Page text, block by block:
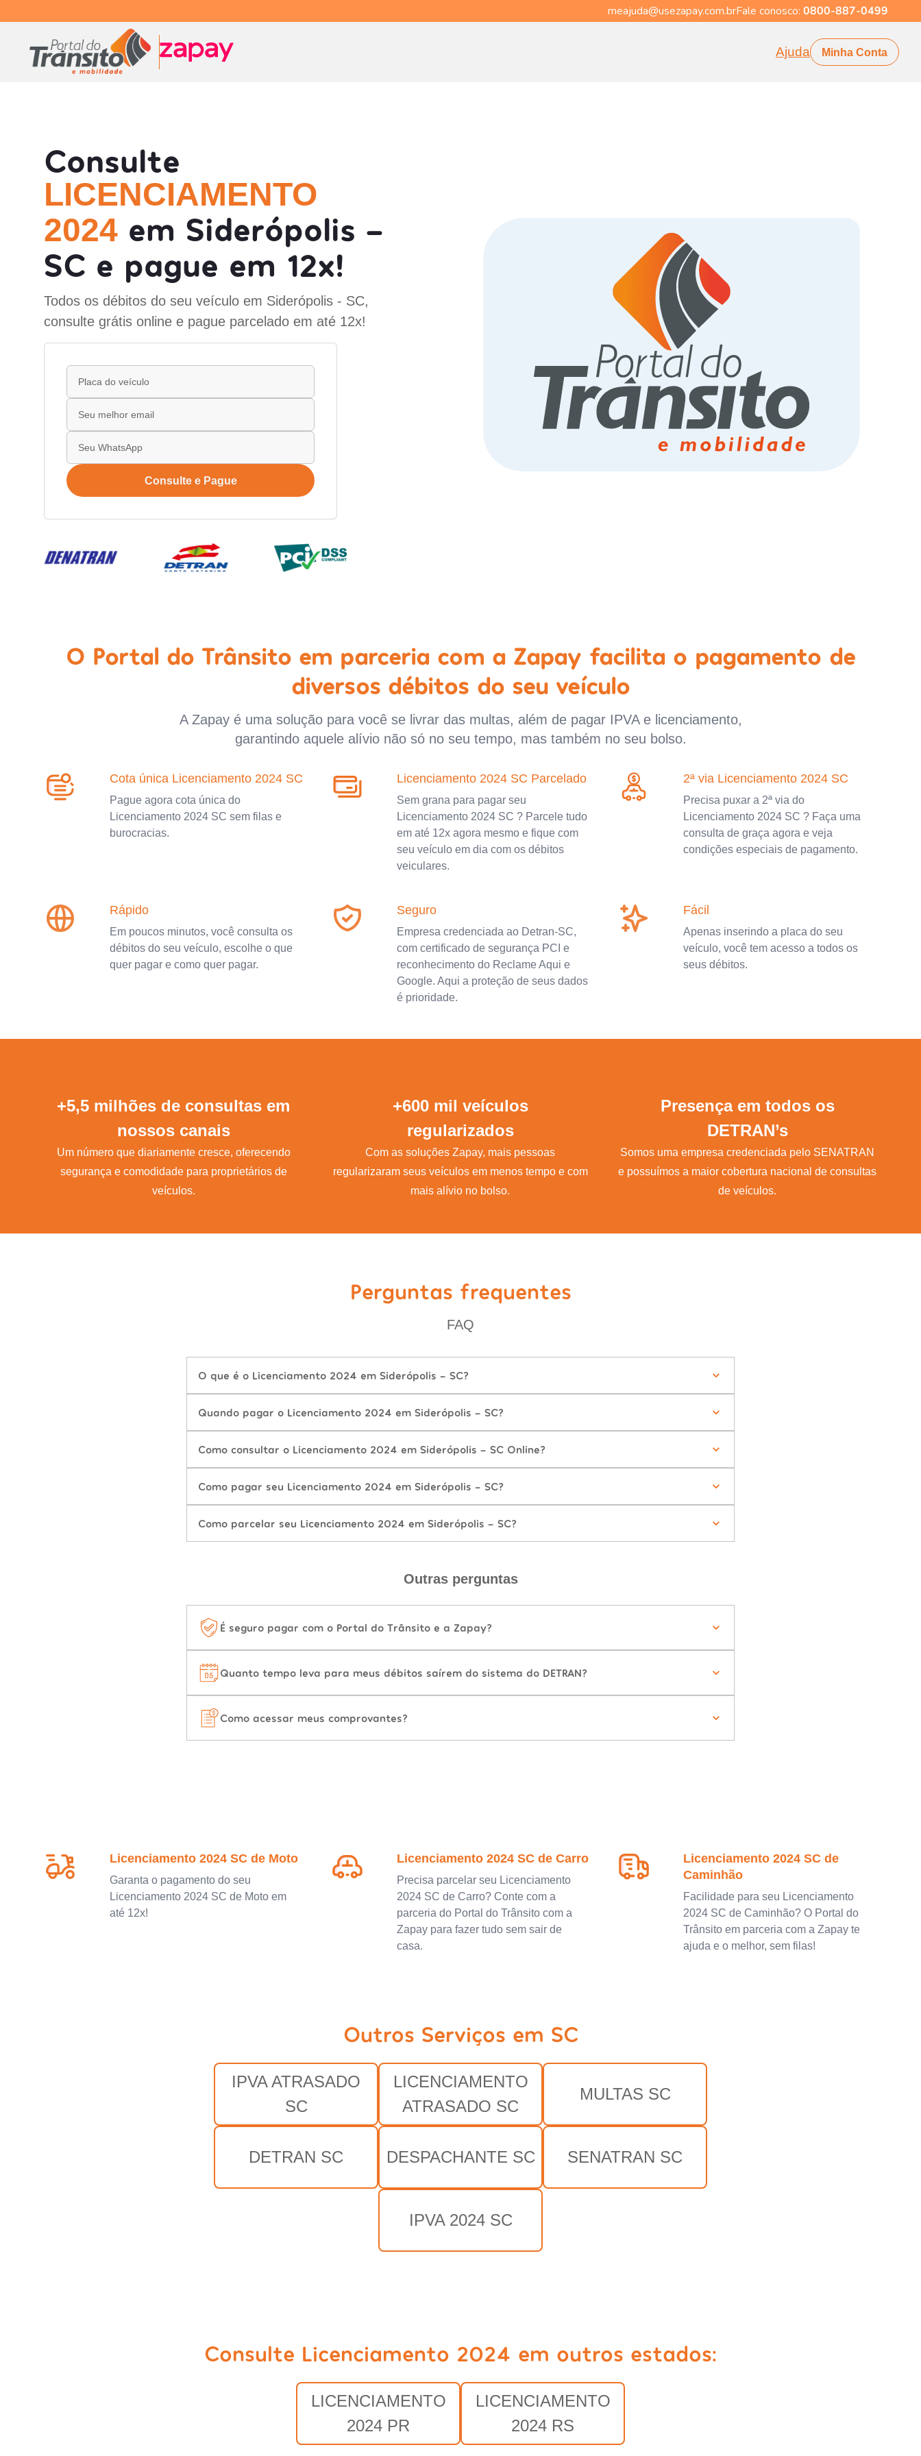
meajuda@usezapay.com.brFale conosco: 0800-887-0499
Ajuda Minha Conta
Consulte
LICENCIAMENTO
2024 em Siderópolis -
SC e pague em 12x!
Todos os débitos do seu veículo em Siderópolis - SC,
consulte grátis online e pague parcelado em até 12x!
Consulte e Pague
O Portal do Trânsito em parceria com a Zapay facilita o pagamento de
diversos débitos do seu veículo
A Zapay é uma solução para você se livrar das multas, além de pagar IPVA e licenciamento,
garantindo aquele alívio não só no seu tempo, mas também no seu bolso.
Cota única Licenciamento 2024 SC
Pague agora cota única do
Licenciamento 2024 SC sem filas e
burocracias.
Licenciamento 2024 SC Parcelado
Sem grana para pagar seu
Licenciamento 2024 SC ? Parcele tudo
em até 12x agora mesmo e fique com
seu veículo em dia com os débitos
veiculares.
2ª via Licenciamento 2024 SC
Precisa puxar a 2ª via do
Licenciamento 2024 SC ? Faça uma
consulta de graça agora e veja
condições especiais de pagamento.
Rápido
Em poucos minutos, você consulta os
débitos do seu veículo, escolhe o que
quer pagar e como quer pagar.
Seguro
Empresa credenciada ao Detran-SC,
com certificado de segurança PCI e
reconhecimento do Reclame Aqui e
Google. Aqui a proteção de seus dados
é prioridade.
Fácil
Apenas inserindo a placa do seu
veículo, você tem acesso a todos os
seus débitos.
+5,5 milhões de consultas em
nossos canais
Um número que diariamente cresce, oferecendo
segurança e comodidade para proprietários de
veículos.
+600 mil veículos
regularizados
Com as soluções Zapay, mais pessoas
regularizaram seus veículos em menos tempo e com
mais alívio no bolso.
Presença em todos os
DETRAN’s
Somos uma empresa credenciada pelo SENATRAN
e possuímos a maior cobertura nacional de consultas
de veículos.
Perguntas frequentes
FAQ
O que é o Licenciamento 2024 em Siderópolis - SC?
Quando pagar o Licenciamento 2024 em Siderópolis - SC?
Como consultar o Licenciamento 2024 em Siderópolis - SC Online?
Como pagar seu Licenciamento 2024 em Siderópolis - SC?
Como parcelar seu Licenciamento 2024 em Siderópolis - SC?
Outras perguntas
É seguro pagar com o Portal do Trânsito e a Zapay?
Quanto tempo leva para meus débitos saírem do sistema do DETRAN?
Como acessar meus comprovantes?
Licenciamento 2024 SC de Moto
Garanta o pagamento do seu
Licenciamento 2024 SC de Moto em
até 12x!
Licenciamento 2024 SC de Carro
Precisa parcelar seu Licenciamento
2024 SC de Carro? Conte com a
parceria do Portal do Trânsito com a
Zapay para fazer tudo sem sair de
casa.
Licenciamento 2024 SC de
Caminhão
Facilidade para seu Licenciamento
2024 SC de Caminhão? O Portal do
Trânsito em parceria com a Zapay te
ajuda e o melhor, sem filas!
Outros Serviços em SC
IPVA ATRASADO
SC
LICENCIAMENTO
ATRASADO SC
MULTAS SC
DETRAN SC DESPACHANTE SC SENATRAN SC
IPVA 2024 SC
Consulte Licenciamento 2024 em outros estados:
LICENCIAMENTO
2024 PR
LICENCIAMENTO
2024 RS